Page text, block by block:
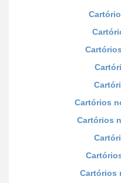
Cartórios
Cartórios
Cartórios